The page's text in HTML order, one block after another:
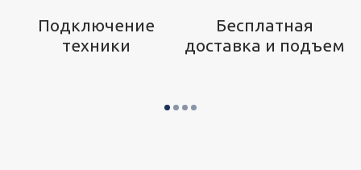
Подключение
техники
Бесплатная
доставка и подъем